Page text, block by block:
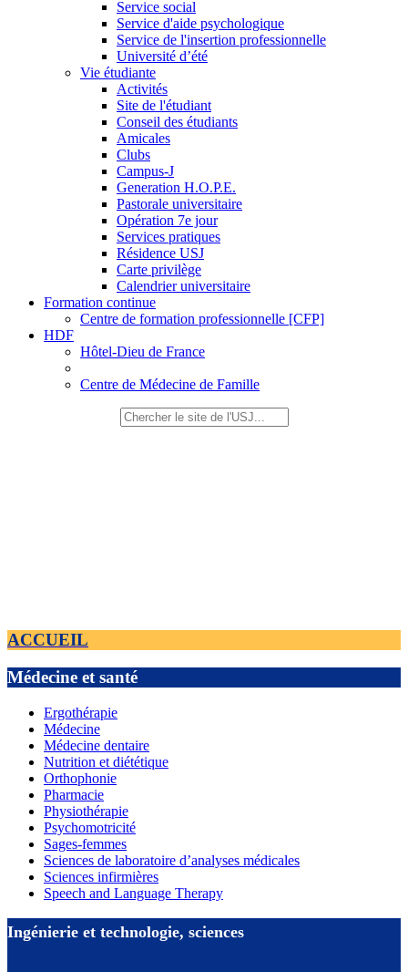
Service social
Service d'aide psychologique
Service de l'insertion professionnelle
Université d’été
Vie étudiante
Activités
Site de l'étudiant
Conseil des étudiants
Amicales
Clubs
Campus-J
Generation H.O.P.E.
Pastorale universitaire
Opération 7e jour
Services pratiques
Résidence USJ
Carte privilège
Calendrier universitaire
Formation continue
Centre de formation professionnelle [CFP]
HDF
Hôtel-Dieu de France
Centre de Médecine de Famille
ACCUEIL
Médecine et santé
Ergothérapie
Médecine
Médecine dentaire
Nutrition et diététique
Orthophonie
Pharmacie
Physiothérapie
Psychomotricité
Sages-femmes
Sciences de laboratoire d’analyses médicales
Sciences infirmières
Speech and Language Therapy
Ingénierie et technologie, sciences